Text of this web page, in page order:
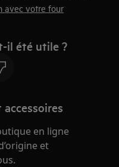
avec votre four
il été utile ?
en ligne
et